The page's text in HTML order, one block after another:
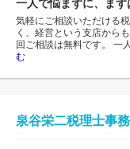
一人で悩まずに、ま
気軽にご相談いただける
く、経営という支店から
回ご相談は無料です。 一
む
泉谷栄二税理士事